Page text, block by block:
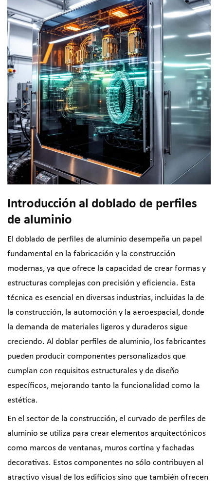
Introducción al doblado de perfiles
de aluminio
El doblado de perfiles de aluminio desempeña un papel
fundamental en la fabricación y la construcción
modernas, ya que ofrece la capacidad de crear formas y
estructuras complejas con precisión y eficiencia. Esta
técnica es esencial en diversas industrias, incluidas la de
la construcción, la automoción y la aeroespacial, donde
la demanda de materiales ligeros y duraderos sigue
creciendo. Al doblar perfiles de aluminio, los fabricantes
pueden producir componentes personalizados que
cumplan con requisitos estructurales y de diseño
específicos, mejorando tanto la funcionalidad como la
estética.
En el sector de la construcción, el curvado de perfiles de
aluminio se utiliza para crear elementos arquitectónicos
como marcos de ventanas, muros cortina y fachadas
decorativas. Estos componentes no sólo contribuyen al
atractivo visual de los edificios sino que también ofrecen